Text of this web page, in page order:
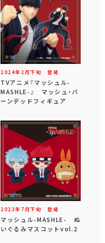
2024年 2 月下旬 登場
TVアニメ『マッシュル-
MASHLE-』 マッシュ・バ
ーンデッドフィギュア
2023年 7 月下旬 登場
マッシュル-MASHLE- ぬ
いぐるみマスコットvol.2